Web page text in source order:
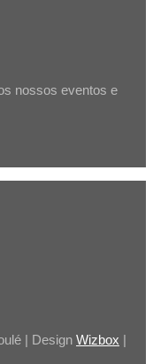
nossos eventos e
| Design Wizbox |